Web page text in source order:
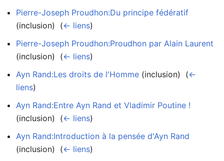
Pierre-Joseph Proudhon:Du principe fédératif
(inclusion) ‎ (← liens)
Pierre-Joseph Proudhon:Proudhon par Alain Laurent
(inclusion) ‎ (← liens)
Ayn Rand:Les droits de l'Homme (inclusion) ‎ (←
liens)
Ayn Rand:Entre Ayn Rand et Vladimir Poutine !
(inclusion) ‎ (← liens)
Ayn Rand:Introduction à la pensée d'Ayn Rand
(inclusion) ‎ (← liens)